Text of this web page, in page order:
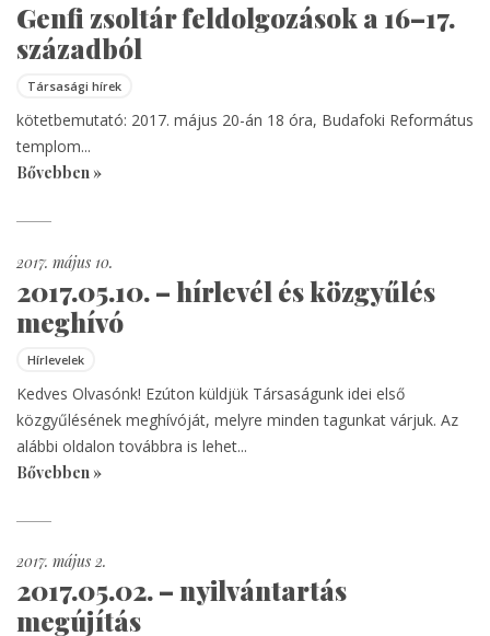
Genfi zsoltár feldolgozások a 16–17.
századból
Társasági hírek
kötetbemutató: 2017. május 20-án 18 óra, Budafoki Református
templom...
Bővebben »
2017. május 10.
2017.05.10. – hírlevél és közgyűlés
meghívó
Hírlevelek
Kedves Olvasónk! Ezúton küldjük Társaságunk idei első
közgyűlésének meghívóját, melyre minden tagunkat várjuk. Az
alábbi oldalon továbbra is lehet...
Bővebben »
2017. május 2.
2017.05.02. – nyilvántartás
megújítás